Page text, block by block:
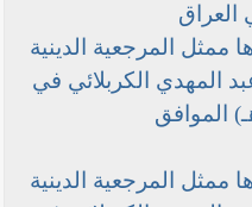
العراق
ممثل المرجعية الدينية
المهدي الكربلائي في
الجمعة (26/صفر/1441هـ) الموافق
ممثل المرجعية الدينية